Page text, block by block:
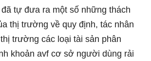
tự đưa ra một số những thách
thị trường về quy định, tác nhân
trường các loại tài sản phân
khoản avf cơ sở người dùng rải